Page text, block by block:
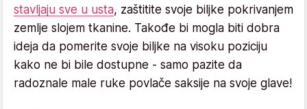
stavljaju sve u usta, zaštitite svoje biljke pokrivanjem
zemlje slojem tkanine. Takođe bi mogla biti dobra
ideja da pomerite svoje biljke na visoku poziciju
kako ne bi bile dostupne - samo pazite da
radoznale male ruke povlače saksije na svoje glave!